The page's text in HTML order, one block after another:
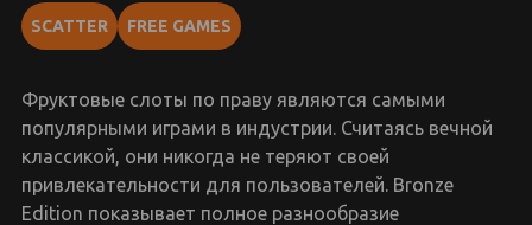
SCATTER FREE GAMES
Фруктовые слоты по праву являются самыми
популярными играми в индустрии. Считаясь вечной
классикой, они никогда не теряют своей
привлекательности для пользователей. Bronze
Edition показывает полное разнообразие